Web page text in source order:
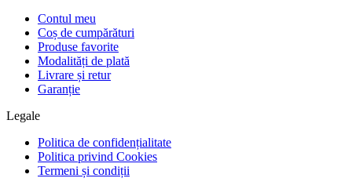
Contul meu
Coș de cumpărături
Produse favorite
Modalități de plată
Livrare și retur
Garanție
Legale
Politica de confidențialitate
Politica privind Cookies
Termeni și condiții